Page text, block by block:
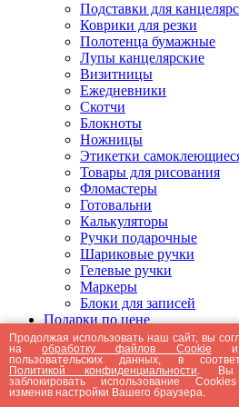
Подставки для
Коврики для резки
Полотенца бумажные
Лупы канцелярские
Визитницы
Ежедневники
Скотчи
Блокноты
Ножницы
Этикетки
Товары для рисования
Фломастеры
Готовальни
Калькуляторы
Ручки подарочные
Шариковые ручки
Гелевые ручки
Маркеры
Блоки для записей
Подарки по цене
Подарки от 5000 рублей
Подарки до 5000 рублей
Подарки до 3000 рублей
Подарки до 2000 рублей
Подарки до 1000 рублей
Продолжая использовать наш сайт, вы
наобработку файлов Cookie и
пользовательских данных, в
Политикой конфиденциальности . Вы
заблокировать использование
изменив настройки Вашего браузера.